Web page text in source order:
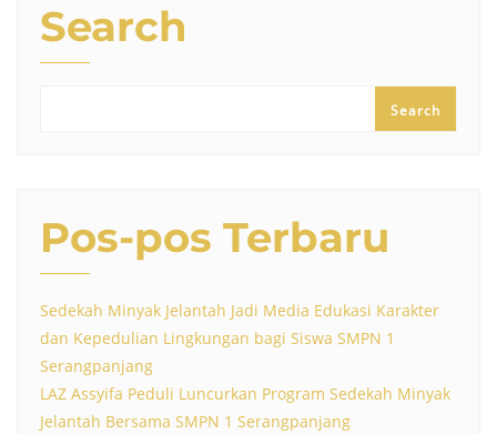
Search
Search
Pos-pos Terbaru
Sedekah Minyak Jelantah Jadi Media Edukasi Karakter
dan Kepedulian Lingkungan bagi Siswa SMPN 1
Serangpanjang
LAZ Assyifa Peduli Luncurkan Program Sedekah Minyak
Jelantah Bersama SMPN 1 Serangpanjang